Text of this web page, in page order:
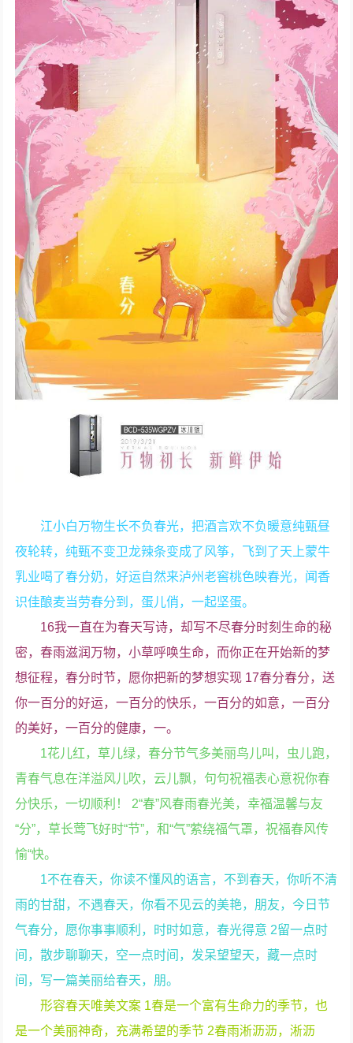
江小白万物生长不负春光，把酒言欢不负暖意纯甄昼
夜轮转，纯甄不变卫龙辣条变成了风筝，飞到了天上蒙牛
乳业喝了春分奶，好运自然来泸州老窖桃色映春光，闻香
识佳酿麦当劳春分到，蛋儿俏，一起坚蛋。
16我一直在为春天写诗，却写不尽春分时刻生命的秘
密，春雨滋润万物，小草呼唤生命，而你正在开始新的梦
想征程，春分时节，愿你把新的梦想实现 17春分春分，送
你一百分的好运，一百分的快乐，一百分的如意，一百分
的美好，一百分的健康，一。
1花儿红，草儿绿，春分节气多美丽鸟儿叫，虫儿跑，
青春气息在洋溢风儿吹，云儿飘，句句祝福表心意祝你春
分快乐，一切顺利！ 2“春”风春雨春光美，幸福温馨与友
“分”，草长莺飞好时“节”，和“气”萦绕福气罩，祝福春风传
愉“快。
1不在春天，你读不懂风的语言，不到春天，你听不清
雨的甘甜，不遇春天，你看不见云的美艳，朋友，今日节
气春分，愿你事事顺利，时时如意，春光得意 2留一点时
间，散步聊聊天，空一点时间，发呆望望天，藏一点时
间，写一篇美丽给春天，朋。
形容春天唯美文案 1春是一个富有生命力的季节，也
是一个美丽神奇，充满希望的季节 2春雨淅沥沥，淅沥